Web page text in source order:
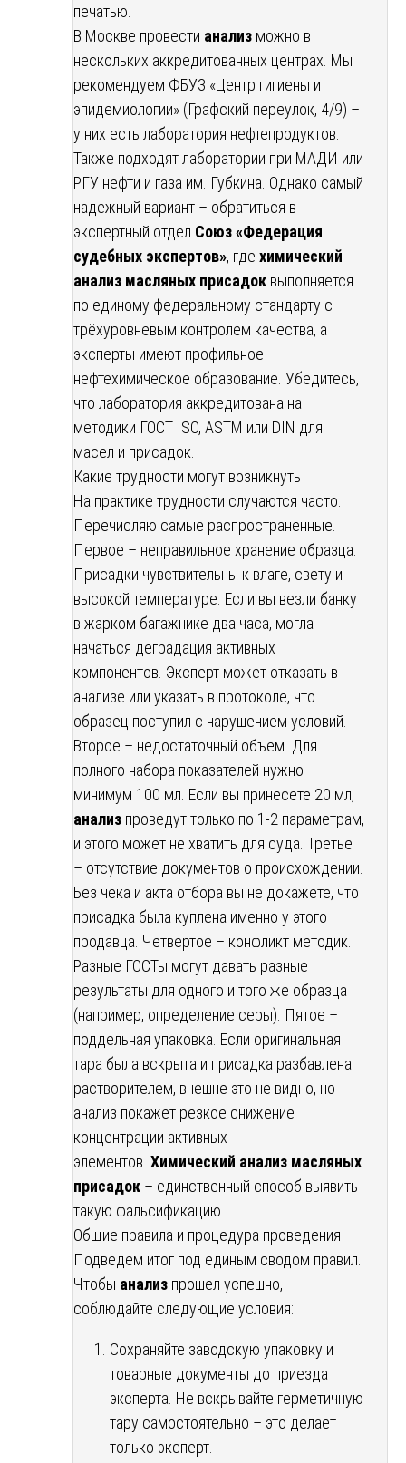
печатью.
В Москве провести анализ можно в
нескольких аккредитованных центрах. Мы
рекомендуем ФБУЗ «Центр гигиены и
эпидемиологии» (Графский переулок, 4/9) –
у них есть лаборатория нефтепродуктов.
Также подходят лаборатории при МАДИ или
РГУ нефти и газа им. Губкина. Однако самый
надежный вариант – обратиться в
экспертный отдел Союз «Федерация
судебных экспертов», где химический
анализ масляных присадок выполняется
по единому федеральному стандарту с
трёхуровневым контролем качества, а
эксперты имеют профильное
нефтехимическое образование. Убедитесь,
что лаборатория аккредитована на
методики ГОСТ ISO, ASTM или DIN для
масел и присадок.
Какие трудности могут возникнуть
На практике трудности случаются часто.
Перечисляю самые распространенные.
Первое – неправильное хранение образца.
Присадки чувствительны к влаге, свету и
высокой температуре. Если вы везли банку
в жарком багажнике два часа, могла
начаться деградация активных
компонентов. Эксперт может отказать в
анализе или указать в протоколе, что
образец поступил с нарушением условий.
Второе – недостаточный объем. Для
полного набора показателей нужно
минимум 100 мл. Если вы принесете 20 мл,
анализ проведут только по 1-2 параметрам,
и этого может не хватить для суда. Третье
– отсутствие документов о происхождении.
Без чека и акта отбора вы не докажете, что
присадка была куплена именно у этого
продавца. Четвертое – конфликт методик.
Разные ГОСТы могут давать разные
результаты для одного и того же образца
(например, определение серы). Пятое –
поддельная упаковка. Если оригинальная
тара была вскрыта и присадка разбавлена
растворителем, внешне это не видно, но
анализ покажет резкое снижение
концентрации активных
элементов. Химический анализ масляных
присадок – единственный способ выявить
такую фальсификацию.
Общие правила и процедура проведения
Подведем итог под единым сводом правил.
Чтобы анализ прошел успешно,
соблюдайте следующие условия:
Сохраняйте заводскую упаковку и
товарные документы до приезда
эксперта. Не вскрывайте герметичную
тару самостоятельно – это делает
только эксперт.